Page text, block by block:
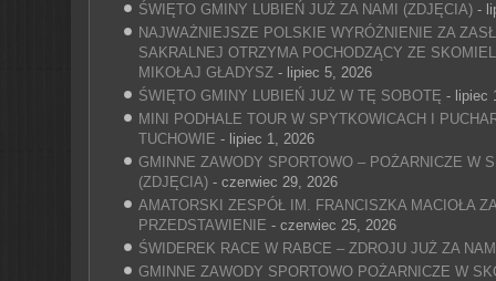
ŚWIĘTO GMINY LUBIEŃ JUŻ ZA NAMI (ZDJĘCIA)-
NAJWAŻNIEJSZE POLSKIE WYRÓŻNIENIE ZA
SAKRALNEJ OTRZYMA POCHODZĄCY ZE
MIKOŁAJ GŁADYSZ- lipiec 5, 2026
ŚWIĘTO GMINY LUBIEŃ JUŻ W TĘ SOBOTĘ - lipiec
MINI PODHALE TOUR W SPYTKOWICACH I
TUCHOWIE - lipiec 1, 2026
GMINNE ZAWODY SPORTOWO – POŻARNICZE W
(ZDJĘCIA)- czerwiec 29, 2026
AMATORSKI ZESPÓŁ IM. FRANCISZKA MACIOŁA
PRZEDSTAWIENIE - czerwiec 25, 2026
ŚWIDEREK RACE W RABCE – ZDROJU JUŻ ZA
GMINNE ZAWODY SPORTOWO POŻARNICZE W